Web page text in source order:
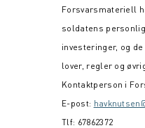
Forsvarsmateriell
soldatens
investeringer, og
lover, regler og
Kontaktperson i
E-post:
Tlf: 67862372